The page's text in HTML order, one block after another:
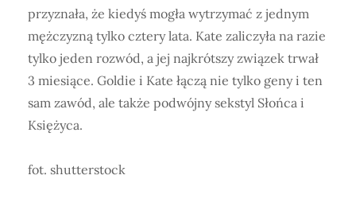
przyznała, że kiedyś mogła wytrzymać z jednym
mężczyzną tylko cztery lata. Kate zaliczyła na razie
tylko jeden rozwód, a jej najkrótszy związek trwał
3 miesiące. Goldie i Kate łączą nie tylko geny i ten
sam zawód, ale także podwójny sekstyl Słońca i
Księżyca.
fot. shutterstock